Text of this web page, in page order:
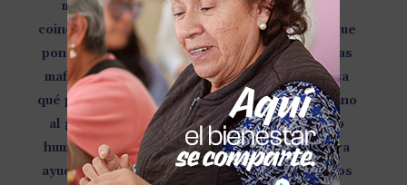
migración, estos traficantes de personas,
coinciden (mandatarios) en que nos tenemos que
poner de acuerdo también para enfrentar estas
mafias, pero hay coincidencias. Ahí no interesa
qué posturas políticas se tienen, si se es cercano
al gobierno de Estado o no, este es un asunto
humanitario. (…) Hay disposición de todos para
ayudar y le vamos a dar continuidad; ya estamos